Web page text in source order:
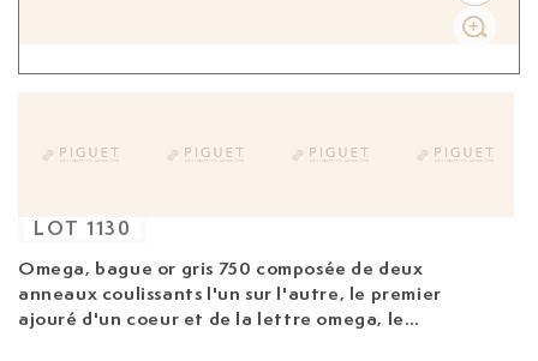
Omega, bague or gris 750 composée de deux
anneaux coulissants l'un sur l'autre, le premier
ajouré d'un coeur et de la lettre omega, le
LOT 1130